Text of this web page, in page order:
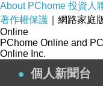
第二章：
身體是記憶的容
在文化研究中，
記憶與象徵。挪
About PChome 投資人
著作權保護 ｜網路家庭
Online
PChome Online and
Online Inc.
個人新聞台